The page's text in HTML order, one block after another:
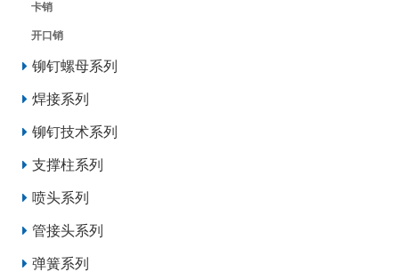
卡销
开口销
铆钉螺母系列
焊接系列
铆钉技术系列
支撑柱系列
喷头系列
管接头系列
弹簧系列